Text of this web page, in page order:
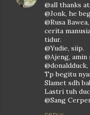
@all thanks
@Jonk, he
@Rusa
cerita
tidur.
@Yudie, siip.
@Ajeng, amin
Tp begitu
Slamet sdh
Lastri tuh
@Sang